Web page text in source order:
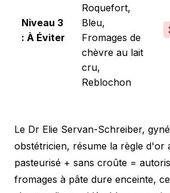
Niveau 3
: À Éviter
Roquefort,
Bleu,
Fromages de
chèvre au lait
cru,
Reblochon
Le Dr Elie Servan-Schreiber,
obstétricien, résume la règle d'or
pasteurisé + sans croûte =
fromages à pâte dure enceinte,